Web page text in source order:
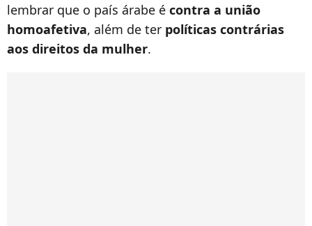
lembrar que o país árabe é contra a união
homoafetiva, além de ter políticas contrárias
aos direitos da mulher.